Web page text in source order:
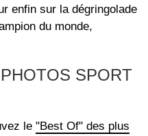
enfin sur la dégringolade
du monde,
SPORT
le "Best Of" des plus